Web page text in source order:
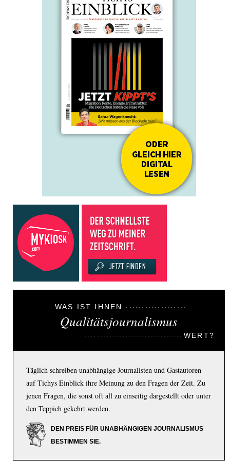
WAS IST IHNEN
Qualitätsjournalismus
WERT?
Täglich schreiben unabhängige Journalisten und Gastautoren
auf Tichys Einblick ihre Meinung zu den Fragen der Zeit. Zu
jenen Fragen, die sonst oft all zu einseitig dargestellt oder unter
den Teppich gekehrt werden.
DEN PREIS FÜR UNABHÄNGIGEN JOURNALISMUS
BESTIMMEN SIE.